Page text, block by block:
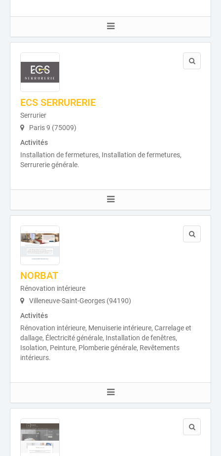
ECS SERRURERIE
Serrurier
Paris 9 (75009)
Activités
Installation de fermetures, Installation de fermetures,
Serrurerie générale.
NORBAT
Rénovation intérieure
Villeneuve-Saint-Georges (94190)
Activités
Rénovation intérieure, Menuiserie intérieure, Carrelage et
dallage, Électricité générale, Installation de fenêtres,
Isolation, Peinture, Plomberie générale, Revêtements
intérieurs.